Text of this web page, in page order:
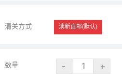
清关方式 澳新直邮(默认)
数量